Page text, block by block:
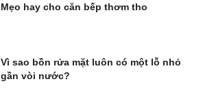
Mẹo hay cho căn bếp thơm tho
Vì sao bồn rửa mặt luôn có một lỗ nhỏ
gần vòi nước?